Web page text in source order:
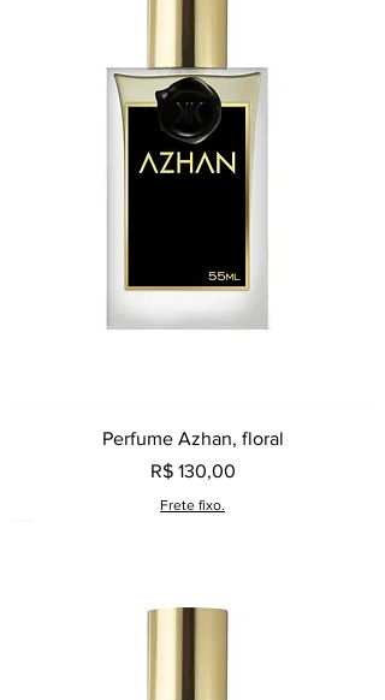
Perfume Azhan, floral
Preço
R$ 130,00
Frete fixo.